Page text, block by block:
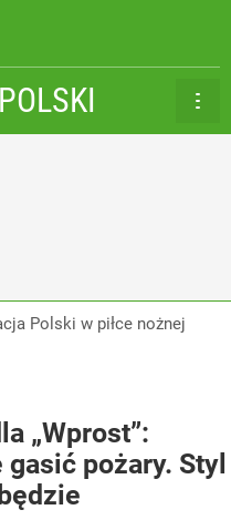
Polski w piłce nożnej
„Wprost”:
pożary. Styl